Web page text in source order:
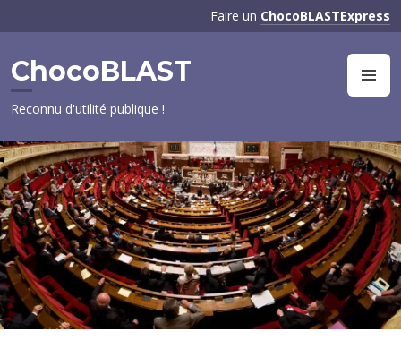
au
principal
Faire un ChocoBLASTExpress
ChocoBLAST
Reconnu d'utilité publique !